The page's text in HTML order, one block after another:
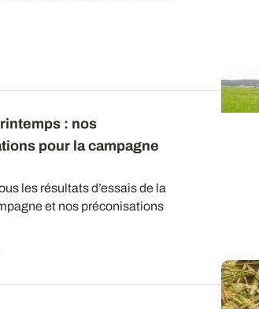
: nos
pour la campagne
les résultats d’essais de la
et nos préconisations